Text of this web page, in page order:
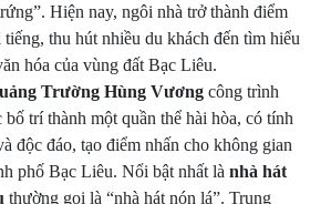
Hiện nay, ngôi nhà trở thành điểm
tiếng, thu hút nhiều du khách đến tìm hiểu
hóa của vùng đất Bạc Liêu.
Trường Hùng Vương công trình
trí thành một quần thể hài hòa, có tính
độc đáo, tạo điểm nhấn cho không gian
phố Bạc Liêu. Nổi bật nhất là nhà hát
thường gọi là “nhà hát nón lá”. Trung